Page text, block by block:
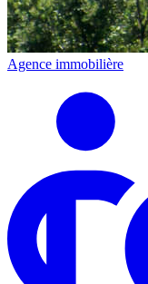
Agence immobilière